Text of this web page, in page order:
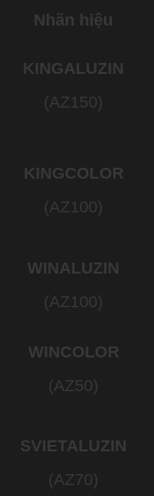
Nhãn hiệu
KINGALUZIN
(AZ150)
KINGCOLOR
(AZ100)
WINALUZIN
(AZ100)
WINCOLOR
(AZ50)
SVIETALUZIN
(AZ70)